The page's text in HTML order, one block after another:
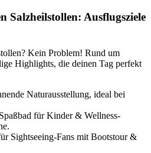
Salzheilstollen: Ausflugsziele
Kein Problem! Rund um
Highlights, die deinen Tag perfekt
Naturausstellung, ideal bei
Spaßbad für Kinder & Wellness-
Sightseeing-Fans mit Bootstour &